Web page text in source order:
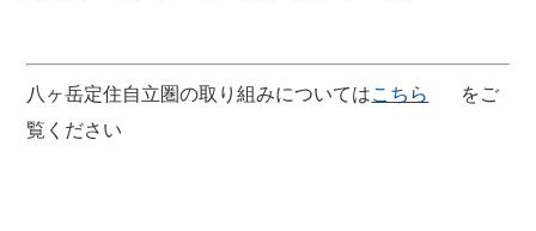
八ヶ岳定住自立圏の取り組みについてはこちら
をご
覧ください